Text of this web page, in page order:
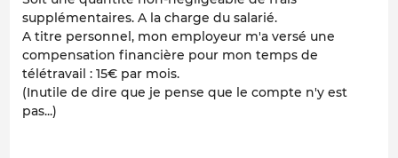
supplémentaires. A la charge du salarié.
A titre personnel, mon employeur m'a versé une
compensation financière pour mon temps de
télétravail : 15€ par mois.
(Inutile de dire que je pense que le compte n'y est
pas...)